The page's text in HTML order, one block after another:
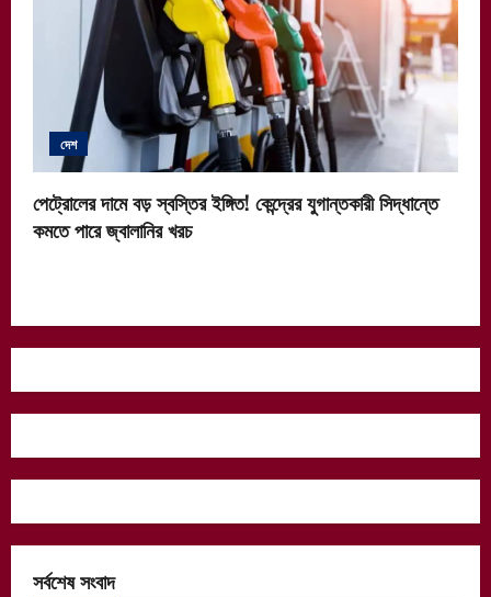
দেশ
পেট্রোলের দামে বড় স্বস্তির ইঙ্গিত! কেন্দ্রের যুগান্তকারী সিদ্ধান্তে
কমতে পারে জ্বালানির খরচ
সর্বশেষ সংবাদ